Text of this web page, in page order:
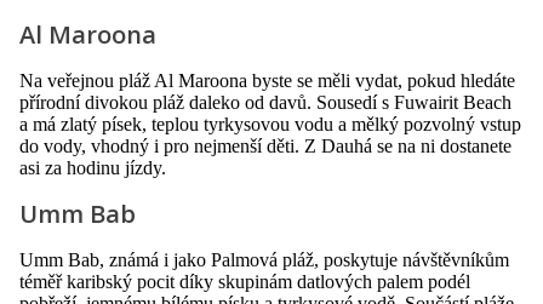
Al Maroona
Na veřejnou pláž Al Maroona byste se měli vydat, pokud hledáte
přírodní divokou pláž daleko od davů. Sousedí s Fuwairit Beach
a má zlatý písek, teplou tyrkysovou vodu a mělký pozvolný vstup
do vody, vhodný i pro nejmenší děti. Z Dauhá se na ni dostanete
asi za hodinu jízdy.
Umm Bab
Umm Bab, známá i jako Palmová pláž, poskytuje návštěvníkům
téměř karibský pocit díky skupinám datlových palem podél